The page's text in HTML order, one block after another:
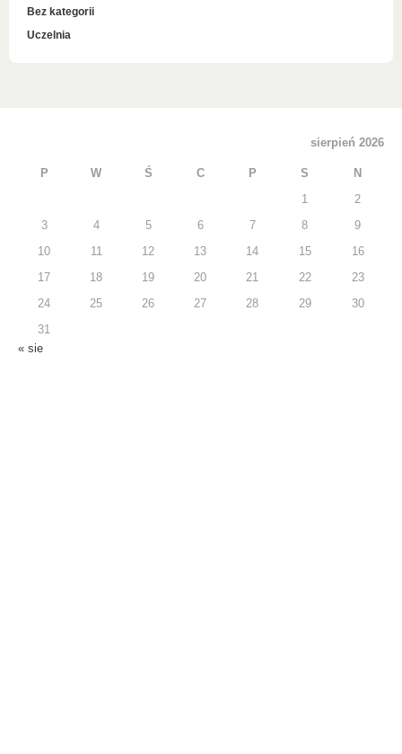
Bez kategorii
Uczelnia
sierpień 2026
P W Ś C P S N
1 2
3 4 5 6 7 8 9
10 11 12 13 14 15 16
17 18 19 20 21 22 23
24 25 26 27 28 29 30
31
« sie